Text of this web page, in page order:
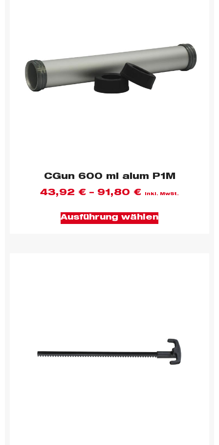
CGun 600 ml alum P1M
43,92 € – 91,80 € inkl. MwSt.
Ausführung wählen